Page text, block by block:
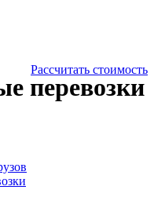
перевозки
Рассчитать стоимость